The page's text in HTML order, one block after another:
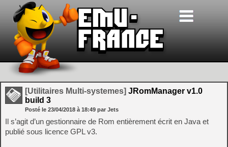
[Utilitaires Multi-systemes] JRomManager v1.0
build 3
Posté le 23/04/2018 à 18:49 par Jets
Il s’agit d’un gestionnaire de Rom entièrement écrit en Java et
publié sous licence GPL v3.